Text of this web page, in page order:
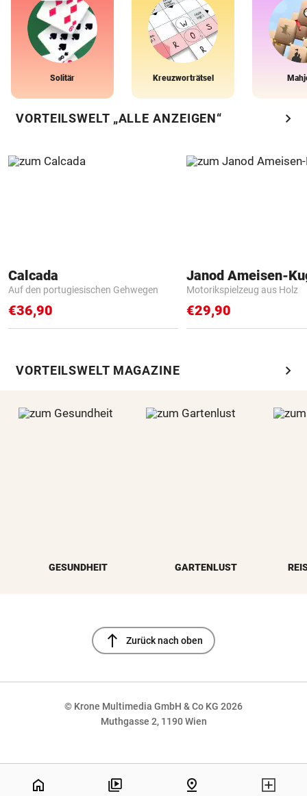
Solitär Kreuzworträtsel
VORTEILSWELT „ALLE ANZEIGEN“ chevron_right
Calcada
Auf den portugiesischen Gehwegen
€36,90
Janod Ameisen-
Motorikspielzeug aus Holz
€29,90
VORTEILSWELT MAGAZINE chevron_right
GESUNDHEIT GARTENLUST
north Zurück nach oben
© Krone Multimedia GmbH & Co KG 2026
Muthgasse 2, 1190 Wien
home pin_drop
NaN%